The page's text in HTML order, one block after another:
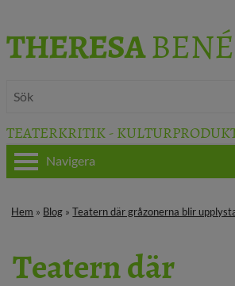
THERESA
TEATERKRITIK -
TEATERKRITIK
Navigera
Hem » Blog »Teatern där gråzonerna blir
Teatern där